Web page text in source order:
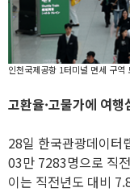
인천국제공항 1터미널 면세 구
고환율·고물가에 여
28일 한국관광데이터
03만 7283명으로 직
이는 직전년도 대비